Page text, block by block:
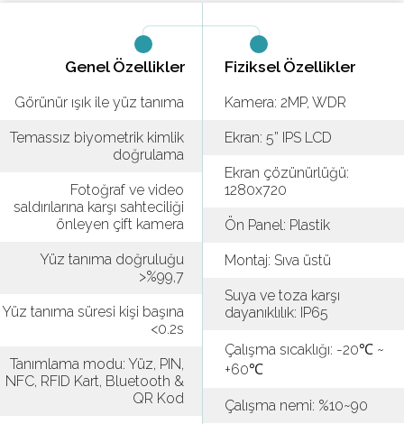
Genel Özellikler
Görünür ışık ile yüz tanıma
Temassız biyometrik kimlik
doğrulama
Fotoğraf ve video
saldırılarına karşı sahteciliği
önleyen çift kamera
Yüz tanıma doğruluğu
>%99,7
Yüz tanıma süresi kişi başına
<0.2s
Tanımlama modu: Yüz, PIN,
NFC, RFID Kart, Bluetooth &
QR Kod
Fiziksel Özellikler
Kamera: 2MP, WDR
Ekran: 5” IPS LCD
Ekran çözünürlüğü:
1280x720
Ön Panel: Plastik
Montaj: Sıva üstü
Suya ve toza karşı
dayanıklılık: IP65
Çalışma sıcaklığı: -20℃ ~
+60℃
Çalışma nemi: %10~90